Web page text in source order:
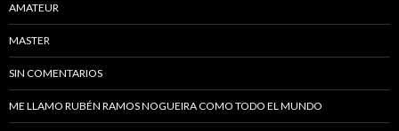
AMATEUR
MASTER
SIN COMENTARIOS
ME LLAMO RUBÉN RAMOS NOGUEIRA COMO TODO EL MUNDO